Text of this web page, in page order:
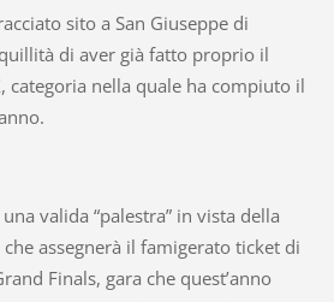
sito a San Giuseppe di
di aver già fatto proprio il
categoria nella quale ha compiuto il
valida “palestra” in vista della
assegnerà il famigerato ticket di
Finals, gara che quest’anno